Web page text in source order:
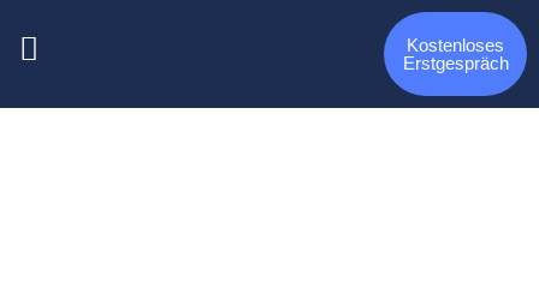
Kostenloses
Erstgespräch